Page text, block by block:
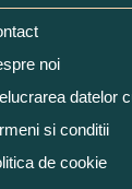
noi
datelor
si conditii
de cookie